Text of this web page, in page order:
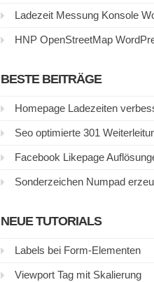
Ladezeit Messung Konsole
HNP OpenStreetMap
BESTE BEITRÄGE
Homepage Ladezeiten
Seo optimierte 301
Facebook Likepage
Sonderzeichen Numpad
NEUE TUTORIALS
Labels bei Form-Elementen
Viewport Tag mit Skalierung